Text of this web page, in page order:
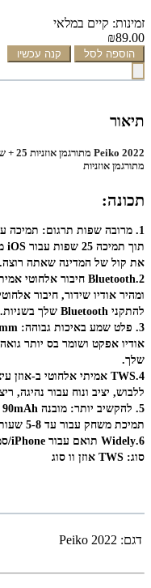
זמינות: קיים במלאי
₪89.00
הוספה לסל קנה עכשיו
תיאור
מתורגמן אוזניות
תכונה:
את קול של המדינה שאתה רוצה.
להתקני Bluetooth שלך בשניות.
שלך.
ללבוש, יציב ונוח עבור נהיגה,
תמיכת משחק עבור עד 5-8 שעות, מדבר עבור עד 4.5 שעות.
6.Widely תואם עבור iPhone/סמסונג/iPad ועוד.
סוג: TWS אוזן וו סוג
דגם: 2022 Peiko